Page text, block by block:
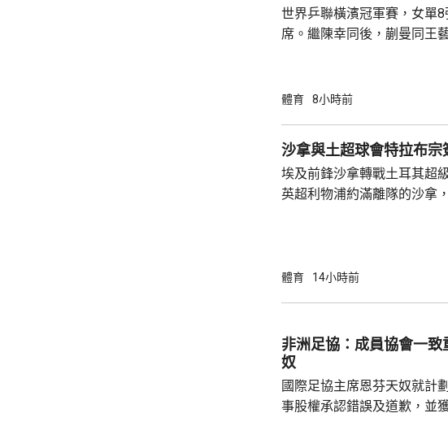
世界乒聯橫濱冠軍賽，女單
席。繼陳幸同後，蒯曼同王
11:6，將與日本的早日希娜
「刁時」輸14:16，但之後表
贏11:8、11:5及11:8反勝，8
體育 8小時前
沙拿與土超球會特拉布宗
埃及前鋒沙拿轉戰土耳其超
英超利物浦約滿離隊的沙拿
加盟是希望為特拉布宗奪取錦標
另加每個球季的附加獎金。
體育 14小時前
非洲足協：成員協會一致
奴
國際足協主席恩芬天奴就計
事股權承認錯誤及道歉，並